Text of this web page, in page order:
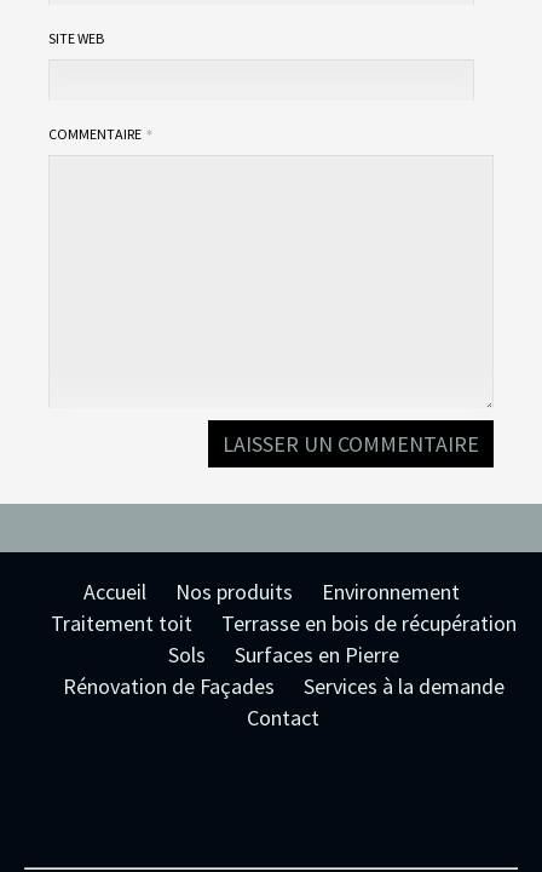
SITE WEB
COMMENTAIRE
Accueil Nos produits
Environnement
Traitement toit
Terrasse en bois de récupération
Sols
Surfaces en Pierre
Rénovation de Façades
Services à la demande
Contact